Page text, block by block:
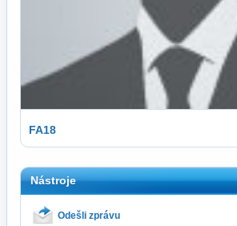
FA18
Nástroje
Odešli zprávu